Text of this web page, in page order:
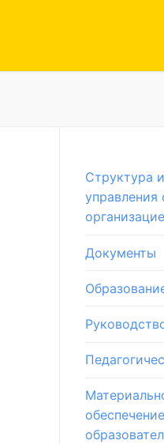
Структура
управления
Документы